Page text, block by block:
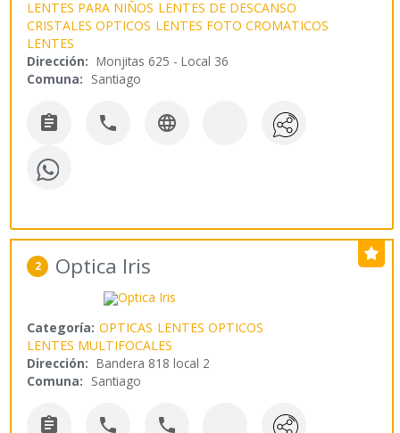
LENTES PARA NIÑOS LENTES DE DESCANSO
CRISTALES OPTICOS LENTES FOTO CROMATICOS
LENTES
Dirección: Monjitas 625 - Local 36
Comuna: Santiago
  
2 Optica Iris
Categoría: OPTICAS LENTES OPTICOS
LENTES MULTIFOCALES
Dirección: Bandera 818 local 2
Comuna: Santiago
  